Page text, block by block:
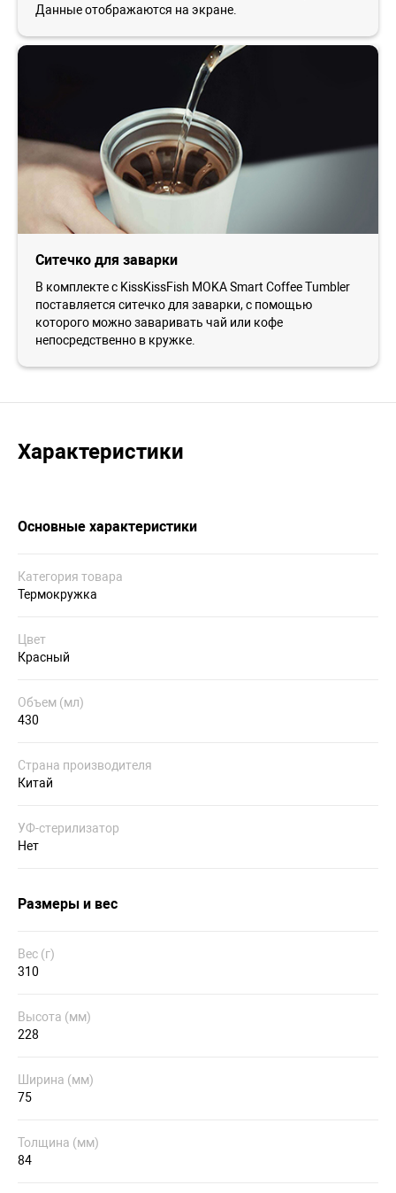
Данные отображаются на экране.
Ситечко для заварки
В комплекте с KissKissFish MOKA Smart Coffee Tumbler
поставляется ситечко для заварки, с помощью
которого можно заваривать чай или кофе
непосредственно в кружке.
Характеристики
Основные характеристики
Категория товара
Термокружка
Цвет
Красный
Объем (мл)
430
Страна производителя
Китай
УФ-стерилизатор
Нет
Размеры и вес
Вес (г)
310
Высота (мм)
228
Ширина (мм)
75
Толщина (мм)
84